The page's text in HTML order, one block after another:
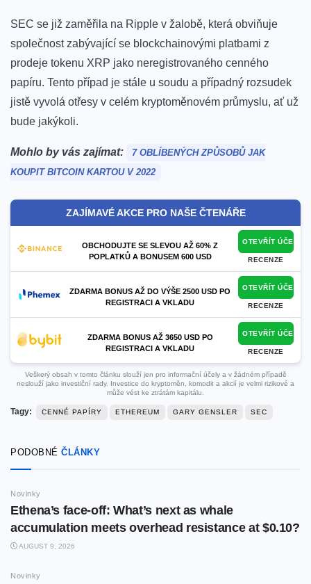
SEC se již zaměřila na Ripple v žalobě, která obviňuje
společnost zabývající se blockchainovými platbami z
prodeje tokenu XRP jako neregistrovaného cenného
papíru. Tento případ je stále u soudu a případný rozsudek
jistě vyvolá otřesy v celém kryptoměnovém průmyslu, ať už
bude jakýkoli.
Mohlo by vás zajímat:
7 OBLÍBENÝCH ZPŮSOBŮ JAK
KOUPIT BITCOIN KARTOU V 2022
ZAJÍMAVÉ AKCE PRO NAŠE ČTENÁŘE
OBCHODUJTE SE SLEVOU AŽ 60% Z
POPLATKŮ A BONUSEM 600 USD
OTEVŘÍT ÚČET
RECENZE
ZDARMA BONUS AŽ DO VÝŠE 2500 USD PO
REGISTRACI A VKLADU
OTEVŘÍT ÚČET
RECENZE
ZDARMA BONUS AŽ 3650 USD PO
REGISTRACI A VKLADU
OTEVŘÍT ÚČET
RECENZE
Veškerý obsah v tomto článku slouží jen pro informační účely a v žádném případě
neslouží jako investiční rady. Investice do kryptoměn, komodit a akcií je velmi rizikové a
může vést ke ztrátám kapitálu.
Tagy: CENNÉ PAPÍRY ETHEREUM GARY GENSLER SEC
PODOBNÉ ČLÁNKY
Novinky
Ethena’s face-off: What’s next as whale
accumulation meets overhead resistance at $0.10?
AUGUST 9, 2026
Novinky